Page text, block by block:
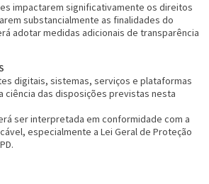
impactarem significativamente os direitos
substancialmente as finalidades do
adotar medidas adicionais de transparência
digitais, sistemas, serviços e plataformas
ciência das disposições previstas nesta
ser interpretada em conformidade com a
especialmente a Lei Geral de Proteção